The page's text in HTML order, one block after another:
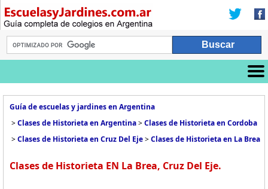
Guía de escuelas y jardines en Argentina
>Clases de Historieta en Argentina>Clases de Historieta en Cordoba
>Clases de Historieta en Cruz Del Eje>Clases de Historieta en La Brea
Clases de Historieta EN La Brea, Cruz Del Eje.